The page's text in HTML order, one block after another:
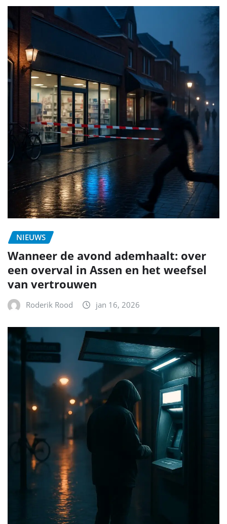
NIEUWS
Wanneer de avond ademhaalt: over
een overval in Assen en het weefsel
van vertrouwen
Roderik Rood jan 16, 2026